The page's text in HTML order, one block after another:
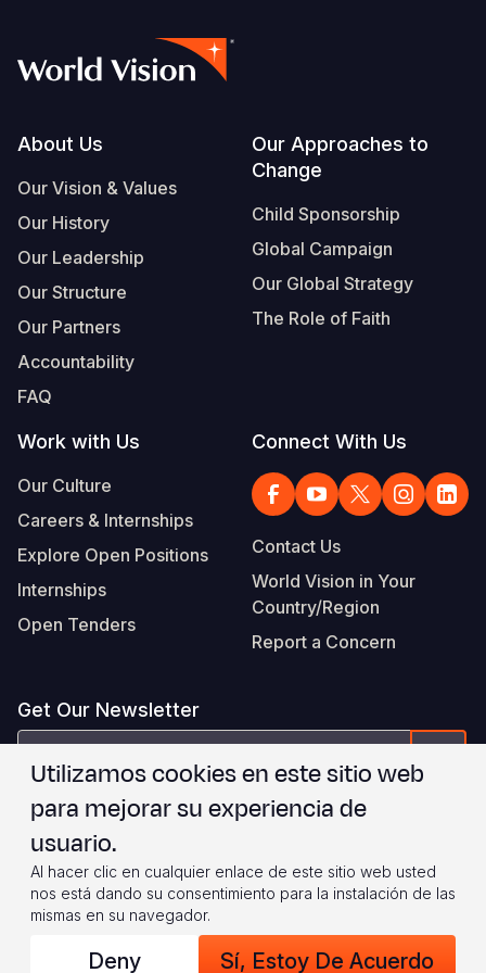
Footer
About Us
Our Vision & Values
Our History
Our Leadership
Our Structure
Our Partners
Accountability
FAQ
Our Approaches to
Change
Child Sponsorship
Global Campaign
Our Global Strategy
The Role of Faith
Work with Us
Our Culture
Careers & Internships
Explore Open Positions
Internships
Open Tenders
Connect With Us
Contact Us
World Vision in Your
Country/Region
Report a Concern
Get Our Newsletter
correo
electrónico
Estoy de acuerdo con WVI's Terms & Conditions
Footer
Legal
© 2026 World Vision International
Privacy Policy Terms of Use
Utilizamos cookies en este sitio web
para mejorar su experiencia de
usuario.
Al hacer clic en cualquier enlace de este sitio web usted
nos está dando su consentimiento para la instalación de las
mismas en su navegador.
Deny Sí, Estoy De Acuerdo